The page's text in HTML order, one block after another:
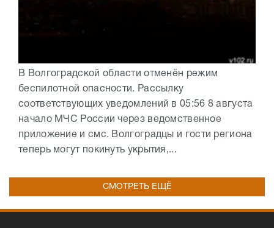
В Волгоградской области отменён режим
беспилотной опасности. Рассылку
соответствующих уведомлений в 05:56 8 августа
начало МЧС России через ведомственное
приложение и смс. Волгоградцы и гости региона
теперь могут покинуть укрытия,...
СМОТРЕТЬ ЕЩЁ